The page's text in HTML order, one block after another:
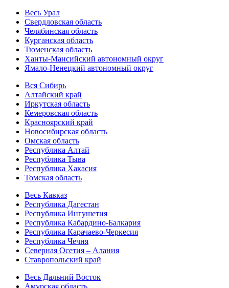
Весь Урал
Свердловская область
Челябинская область
Курганская область
Тюменская область
Ханты-Мансийский автономный округ
Ямало-Ненецкий автономный округ
Вся Сибирь
Алтайский край
Иркутская область
Кемеровская область
Красноярский край
Новосибирская область
Омская область
Республика Алтай
Республика Тыва
Республика Хакасия
Томская область
Весь Кавказ
Республика Дагестан
Республика Ингушетия
Республика Кабардино-Балкария
Республика Карачаево-Черкесия
Республика Чечня
Северная Осетия – Алания
Ставропольский край
Весь Дальний Восток
Амурская область